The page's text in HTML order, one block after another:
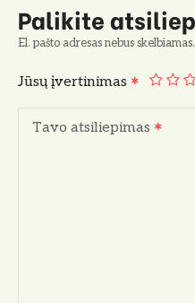
Palikite
El. pašto adresas nebus skelbiamas.
Jūsų įvertinimas
Tavo atsiliepimas